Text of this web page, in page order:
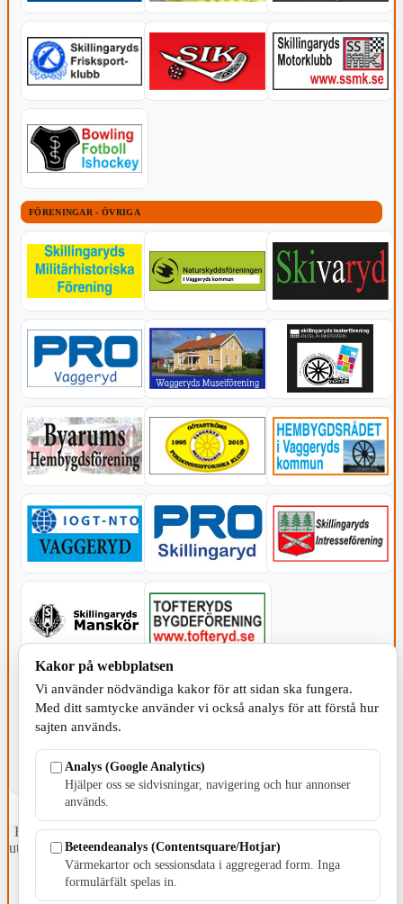
FÖRENINGAR - ÖVRIGA
KOMMUNEN
Fristående webbtidningsföretag grundat 1991 som sedan 2002 ger
ut tidningen Skillingaryd.nu och 2010 lanserades Värnamo.nu. Från
april 2026 omfattar Skillingaryd.nu tre kommuner: Gnosjö,
Värnamo och Vaggeryds kommun.
Kakor på webbplatsen
Vi använder nödvändiga kakor för att sidan ska fungera.
Med ditt samtycke använder vi också analys för att förstå hur
sajten används.
Analys (Google Analytics)
Hjälper oss se sidvisningar, navigering och hur annonser
används.
Beteendeanalys (Contentsquare/Hotjar)
Värmekartor och sessionsdata i aggregerad form. Inga
formulärfält spelas in.